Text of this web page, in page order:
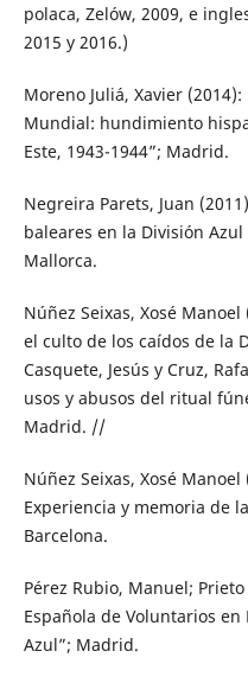
polaca, Zelów, 2009, e
2015 y 2016.)
Moreno Juliá, Xavier
Mundial: hundimiento
Este, 1943-1944”; Madrid.
Negreira Parets, Juan
baleares en la División Azul
Mallorca.
Núñez Seixas, Xosé
el culto de los caídos de la
Casquete, Jesús y Cruz,
usos y abusos del ritual
Madrid. //
Núñez Seixas, Xosé
Experiencia y memoria de
Barcelona.
Pérez Rubio, Manuel;
Española de Voluntarios
Azul”; Madrid.